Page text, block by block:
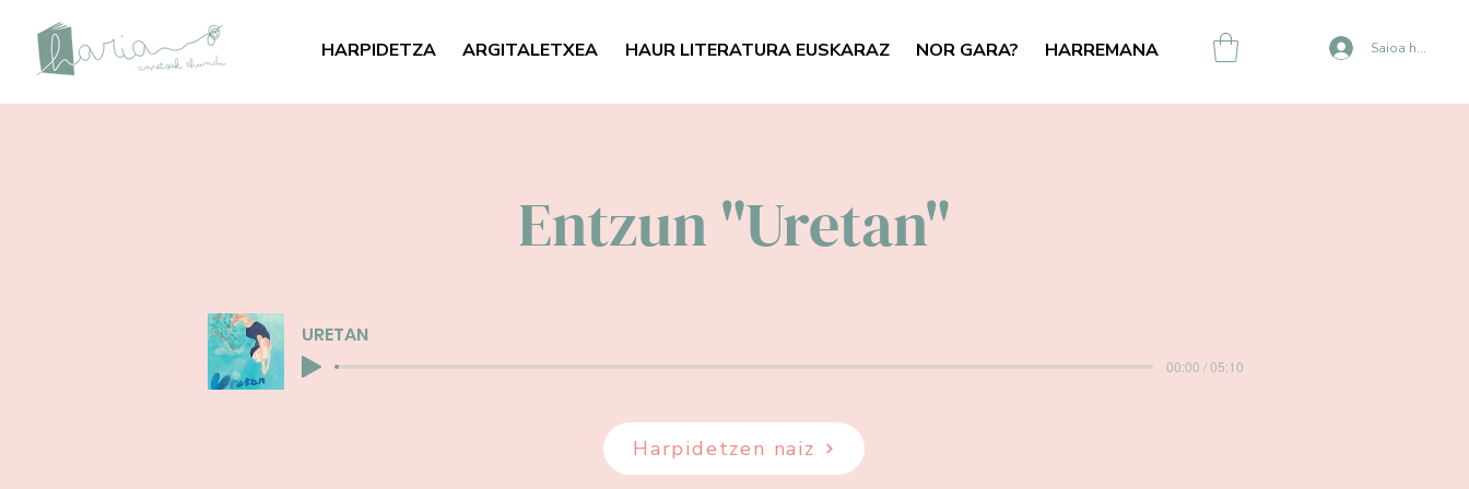
HARPIDETZA ARGITALETXEA HAUR LITERATURA EUSKARAZ NOR GARA? HARREMANA Saioa hasi
Entzun "Uretan"
URETAN
00:00 / 05:10
Harpidetzen naiz